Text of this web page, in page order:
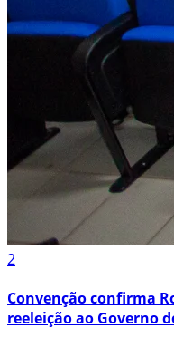
2
Convenção confirma
reeleição ao Governo